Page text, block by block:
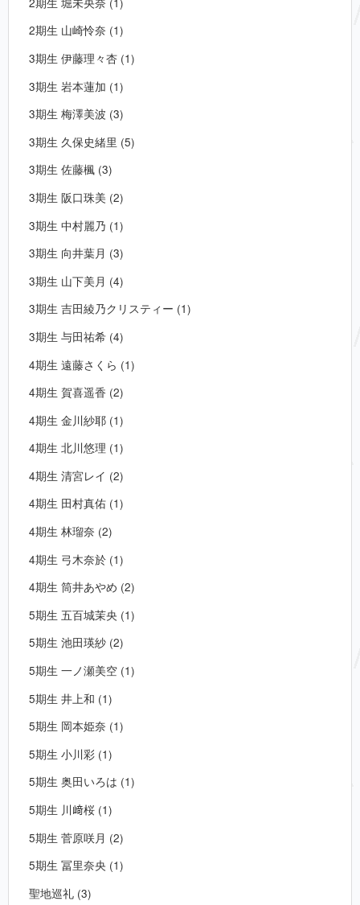
2期生 山崎怜奈 (1)
3期生 伊藤理々杏 (1)
3期生 岩本蓮加 (1)
3期生 梅澤美波 (3)
3期生 久保史緒里 (5)
3期生 佐藤楓 (3)
3期生 阪口珠美 (2)
3期生 中村麗乃 (1)
3期生 向井葉月 (3)
3期生 山下美月 (4)
3期生 吉田綾乃クリスティー (1)
3期生 与田祐希 (4)
4期生 遠藤さくら (1)
4期生 賀喜遥香 (2)
4期生 金川紗耶 (1)
4期生 北川悠理 (1)
4期生 清宮レイ (2)
4期生 田村真佑 (1)
4期生 林瑠奈 (2)
4期生 弓木奈於 (1)
4期生 筒井あやめ (2)
5期生 五百城茉央 (1)
5期生 池田瑛紗 (2)
5期生 一ノ瀬美空 (1)
5期生 井上和 (1)
5期生 岡本姫奈 (1)
5期生 小川彩 (1)
5期生 奥田いろは (1)
5期生 川﨑桜 (1)
5期生 菅原咲月 (2)
5期生 冨里奈央 (1)
聖地巡礼 (3)